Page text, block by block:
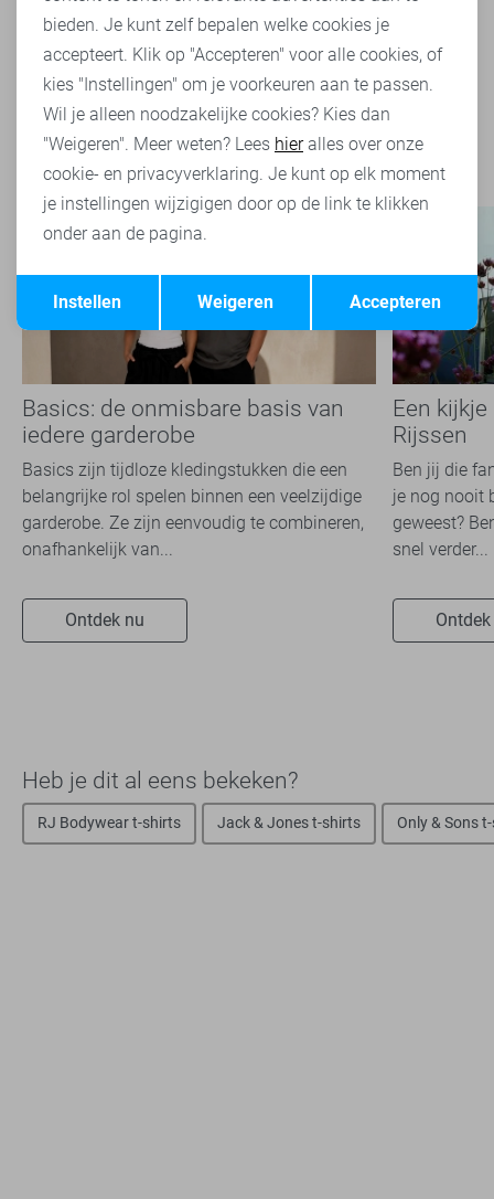
26,95
Basics: de onmisbare basis van
iedere garderobe
Basics zijn tijdloze kledingstukken die een
belangrijke rol spelen binnen een veelzijdige
garderobe. Ze zijn eenvoudig te combineren,
onafhankelijk van...
Ontdek nu
Een
Rijssen
Ben jij die
je nog nooit
geweest?
snel verder...
Heb je dit al eens bekeken?
RJ Bodywear t-shirts Jack & Jones t-shirts Only & Sons
Terug Opslaan
bieden. Je kunt zelf bepalen welke cookies je
accepteert. Klik op "Accepteren" voor alle cookies, of
kies "Instellingen" om je voorkeuren aan te passen.
Wil je alleen noodzakelijke cookies? Kies dan
"Weigeren". Meer weten? Lees hieralles over onze
cookie- en privacyverklaring. Je kunt op elk moment
je instellingen wijzigigen door op de link te klikken
onder aan de pagina.
Accepteren
Weigeren
Instellen